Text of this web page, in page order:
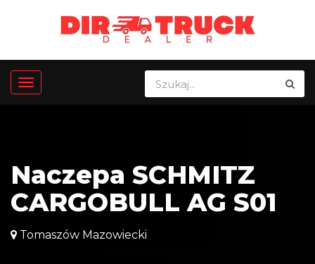
Naczepa SCHMITZ
CARGOBULL AG S01
Tomaszów Mazowiecki